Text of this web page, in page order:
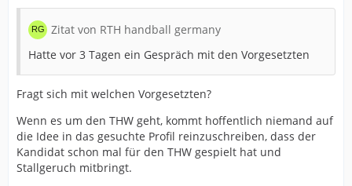
Zitat von RTH handball germany
Hatte vor 3 Tagen ein Gespräch mit den Vorgesetzten
Fragt sich mit welchen Vorgesetzten?
Wenn es um den THW geht, kommt hoffentlich niemand auf
die Idee in das gesuchte Profil reinzuschreiben, dass der
Kandidat schon mal für den THW gespielt hat und
Stallgeruch mitbringt.